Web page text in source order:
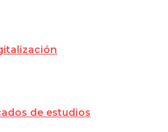
de estudios